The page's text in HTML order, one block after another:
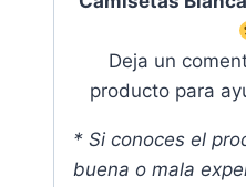
Deja un
producto para
* Si conoces el
buena o mala